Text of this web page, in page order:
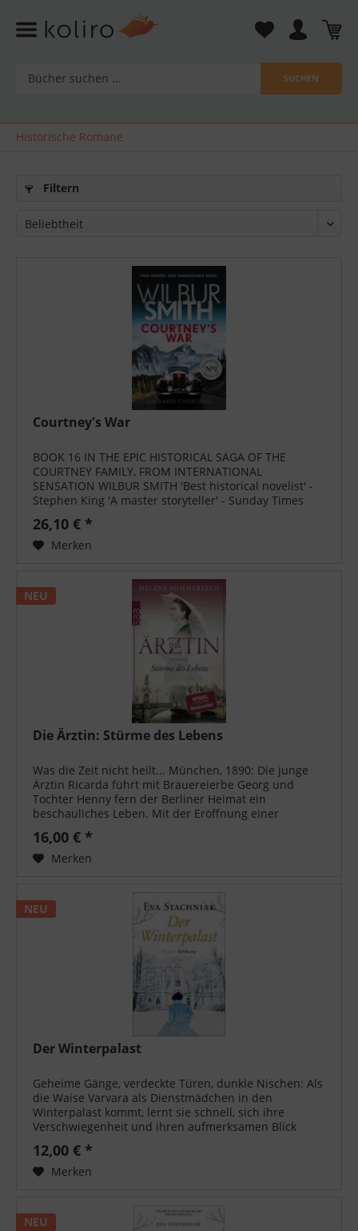
SUCHEN
Historische Romane
Filtern
Courtney's War
BOOK 16 IN THE EPIC HISTORICAL SAGA OF THE
COURTNEY FAMILY, FROM INTERNATIONAL
SENSATION WILBUR SMITH 'Best historical novelist' -
Stephen King 'A master storyteller' - Sunday Times
whom...
26,10 € *
Merken
NEU
Die Ärztin: Stürme des Lebens
Was die Zeit nicht heilt... München, 1890: Die junge
Ärztin Ricarda führt mit Brauereierbe Georg und
Tochter Henny fern der Berliner Heimat ein
beschauliches Leben. Mit der Eröffnung einer
eigenen Praxis scheint sich ihr größter Traum zu...
16,00 € *
Merken
NEU
Der Winterpalast
Geheime Gänge, verdeckte Türen, dunkle Nischen: Als
die Waise Varvara als Dienstmädchen in den
Winterpalast kommt, lernt sie schnell, sich ihre
Verschwiegenheit und ihren aufmerksamen Blick
zunutze zu machen. Keine Intrige, die ihr...
12,00 € *
Merken
NEU